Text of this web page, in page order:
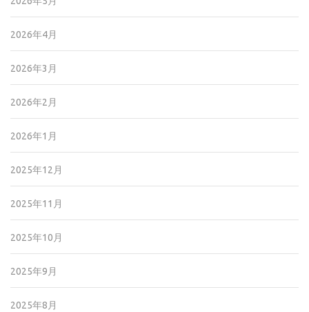
2026年4月
2026年3月
2026年2月
2026年1月
2025年12月
2025年11月
2025年10月
2025年9月
2025年8月